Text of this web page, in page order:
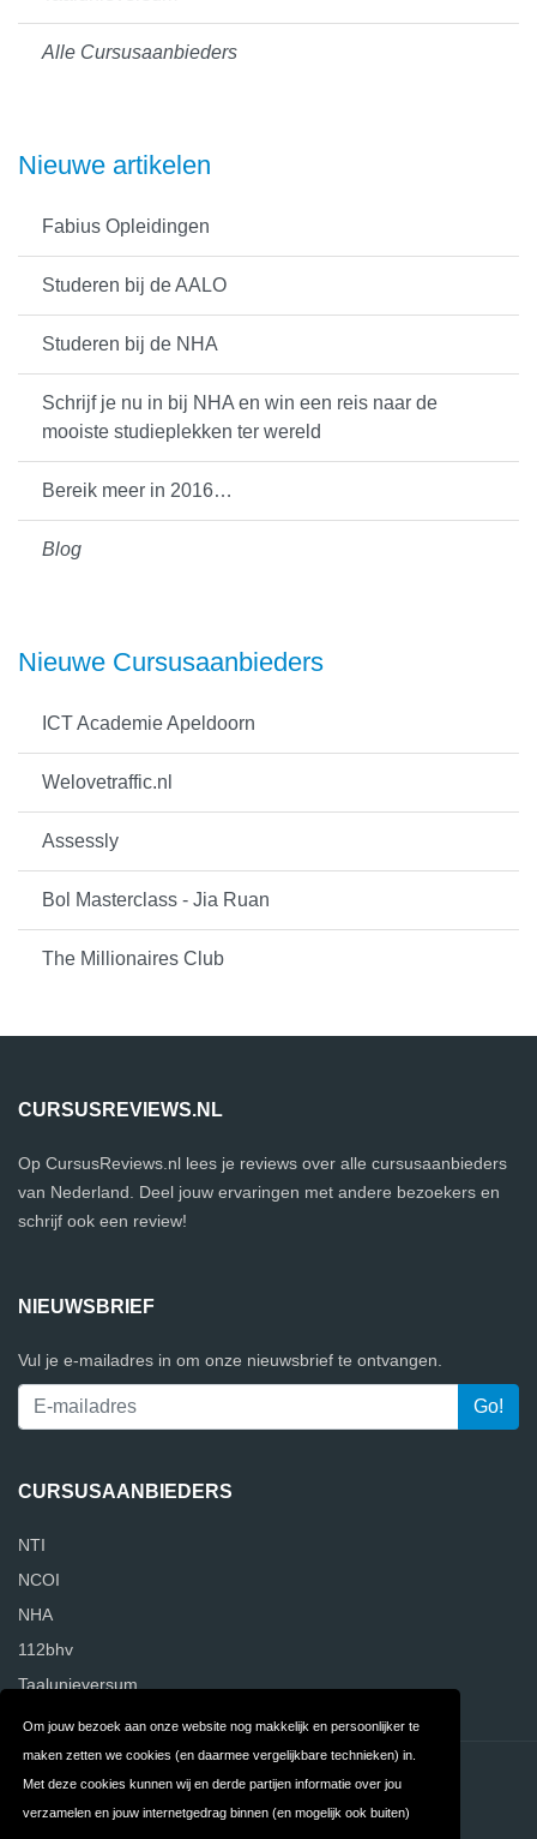
Om jouw bezoek aan onze website nog makkelijk en persoonlijker te
maken zetten we cookies (en daarmee vergelijkbare technieken) in.
Met deze cookies kunnen wij en derde partijen informatie over jou
verzamelen en jouw internetgedrag binnen (en mogelijk ook buiten)
Alle Cursusaanbieders
Nieuwe artikelen
Fabius Opleidingen
Studeren bij de AALO
Studeren bij de NHA
Schrijf je nu in bij NHA en win een reis naar de
mooiste studieplekken ter wereld
Bereik meer in 2016…
Blog
Nieuwe Cursusaanbieders
ICT Academie Apeldoorn
Welovetraffic.nl
Assessly
Bol Masterclass - Jia Ruan
The Millionaires Club
CURSUSREVIEWS.NL
Op CursusReviews.nl lees je reviews over alle cursusaanbieders
van Nederland. Deel jouw ervaringen met andere bezoekers en
schrijf ook een review!
NIEUWSBRIEF
Vul je e-mailadres in om onze nieuwsbrief te ontvangen.
CURSUSAANBIEDERS
NTI
NCOI
NHA
112bhv
Taalunieversum
Contact Privacy
Algemene FAQ